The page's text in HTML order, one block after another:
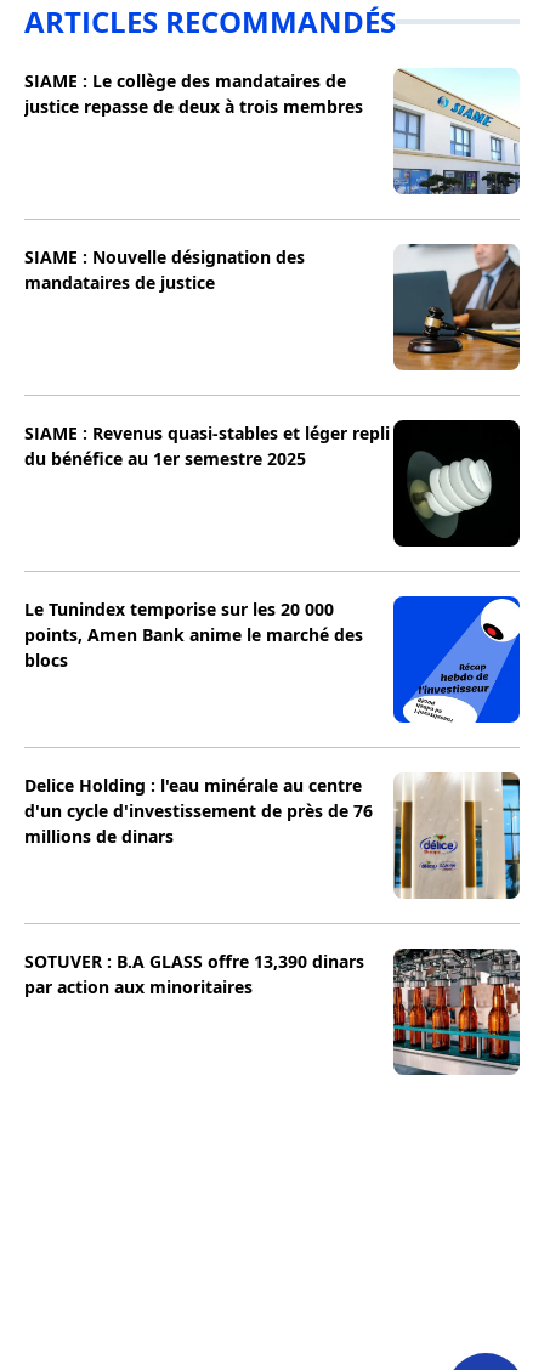
ARTICLES RECOMMANDÉS
SIAME : Le collège des mandataires de
justice repasse de deux à trois membres
SIAME : Nouvelle désignation des
mandataires de justice
SIAME : Revenus quasi-stables et léger repli
du bénéfice au 1er semestre 2025
Le Tunindex temporise sur les 20 000
points, Amen Bank anime le marché des
blocs
Delice Holding : l'eau minérale au centre
d'un cycle d'investissement de près de 76
millions de dinars
SOTUVER : B.A GLASS offre 13,390 dinars
par action aux minoritaires